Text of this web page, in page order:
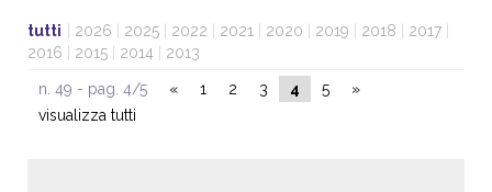
ACADEMY
SERVIZIO CLIENTI
tutti 2026 2025 2022 2021 2020 2019 2018 2017
2016
2015 2014 2013
n. 49 - pag. 4/5 « 1 2 3 4 5
»
visualizza tutti